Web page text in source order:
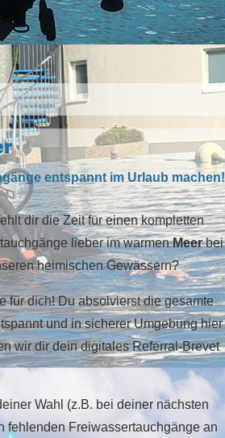
entspannt im Urlaub machen!
dir die Zeit für einen kompletten
lieber im warmenMeerbei
heimischen Gewässern?
für dich! Du absolvierst die gesamte
und in sicherer Umgebung hier
wir dir dein digitales Referral-Brevet
Wahl (z.B. bei deiner nächsten
fehlenden Freiwassertauchgänge an